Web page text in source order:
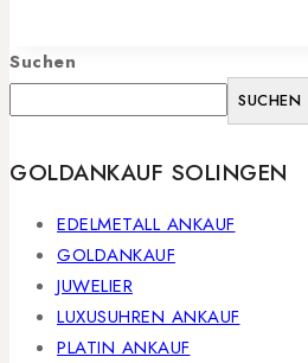
Suchen
SUCHEN
GOLDANKAUF SOLINGEN
EDELMETALL ANKAUF
GOLDANKAUF
JUWELIER
LUXUSUHREN ANKAUF
PLATIN ANKAUF